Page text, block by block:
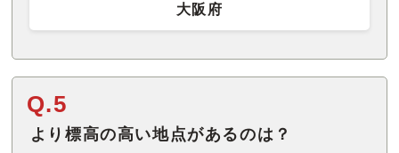
大阪府
Q.5
より標高の高い地点があるのは？